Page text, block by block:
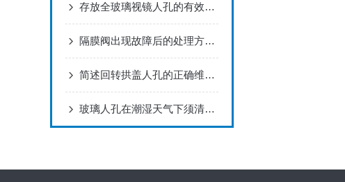
存放全玻璃视镜人孔的有效管理注意事项分享
隔膜阀出现故障后的处理方法分享
简述回转拱盖人孔的正确维护保养方法
玻璃人孔在潮湿天气下须清扫干净